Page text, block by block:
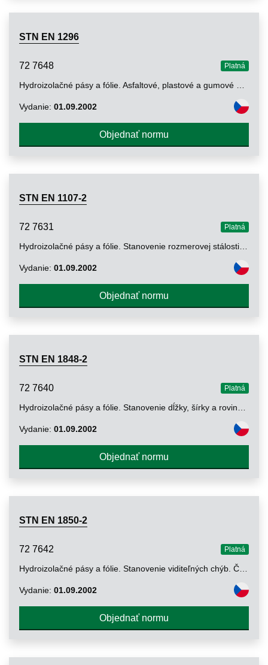
STN EN 1296
72 7648 Platná
Vydanie: 01.09.2002
Objednať normu
STN EN 1107-2
72 7631 Platná
Vydanie: 01.09.2002
Objednať normu
STN EN 1848-2
72 7640 Platná
Vydanie: 01.09.2002
Objednať normu
STN EN 1850-2
72 7642 Platná
Vydanie: 01.09.2002
Objednať normu